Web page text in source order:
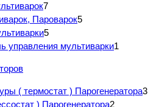
7
Пароварок5
5
управления мультиварки1
( термостат ) Парогенератора3
) Парогенератора2